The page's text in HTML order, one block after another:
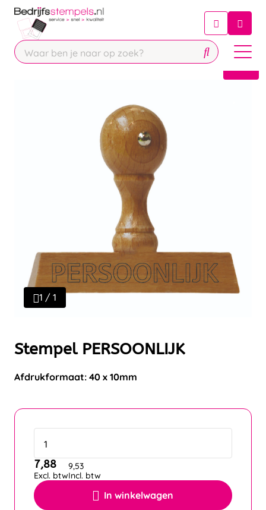
Chatbot
Chat 24/7 met onze chatbot voor
Contact
1 / 1
Stempel PERSOONLIJK
Afdrukformaat: 40 x 10mm
In winkelwagen
7,88
Excl. btw
9,53
Incl. btw